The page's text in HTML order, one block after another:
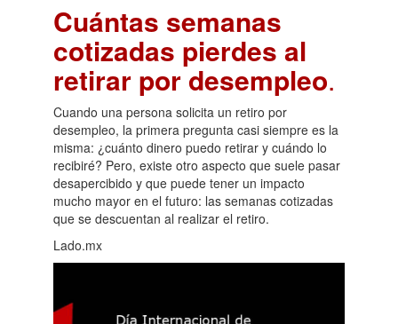
Cuántas semanas
cotizadas pierdes al
retirar por desempleo.
Cuando una persona solicita un retiro por
desempleo, la primera pregunta casi siempre es la
misma: ¿cuánto dinero puedo retirar y cuándo lo
recibiré? Pero, existe otro aspecto que suele pasar
desapercibido y que puede tener un impacto
mucho mayor en el futuro: las semanas cotizadas
que se descuentan al realizar el retiro.
Lado.mx